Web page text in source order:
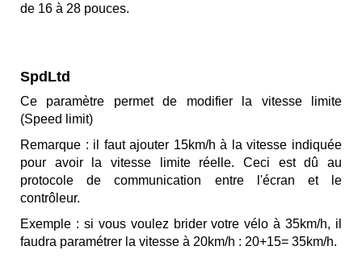
de 16 à 28 pouces.
SpdLtd
Ce paramètre permet de modifier la vitesse limite
(Speed limit)
Remarque : il faut ajouter 15km/h à la vitesse indiquée
pour avoir la vitesse limite réelle. Ceci est dû au
protocole de communication entre l'écran et le
contrôleur.
Exemple : si vous voulez brider votre vélo à 35km/h, il
faudra paramétrer la vitesse à 20km/h : 20+15= 35km/h.